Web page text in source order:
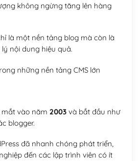
không ngừng tăng lên hàng
là một nền tảng blog mà còn là
nội dung hiệu quả.
những nền tảng CMS lớn
vào năm 2003và bắt đầu như
blogger.
đã nhanh chóng phát triển,
đến các lập trình viên có ít